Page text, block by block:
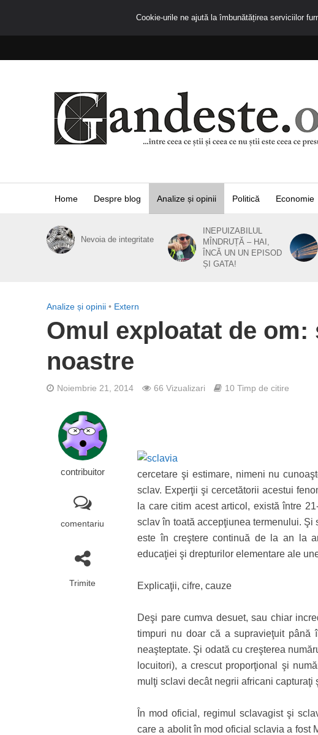
Home Despre blog Analize și opinii Politică Economie
Nevoia de integritate
INEPUIZABILUL
MÎNDRUȚĂ – HAI,
ÎNCĂ UN UN EPISOD
ȘI GATA!
Analize și opinii • Extern
Omul exploatat de
noastre
Noiembrie 21, 2014 66 Vizualizari 10 Timp de citire
contribuitor
comentariu
Trimite
cercetare şi estimare, nimeni nu
sclav. Experţii şi cercetătorii acestui
la care citim acest articol, există între
sclav în toată accepţiunea termenului. Şi
este în creştere continuă de la an la
educaţiei şi drepturilor elementare ale
Explicaţii, cifre, cauze
Deşi pare cumva desuet, sau chiar
timpuri nu doar că a supravieţuit până
neaşteptate. Şi odată cu creşterea
locuitori), a crescut proporţional şi
mulţi sclavi decât negrii africani
În mod oficial, regimul sclavagist şi
care a abolit în mod oficial sclavia a fost
Cookie-urile ne ajută la îmbunătățirea serviciilor